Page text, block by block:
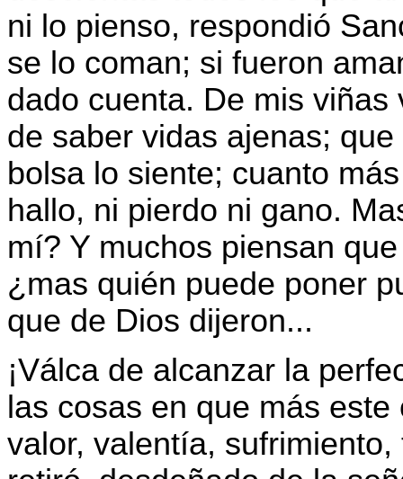
ni lo pienso, respondió
se lo coman; si fueron
dado cuenta. De mis
de saber vidas ajenas;
bolsa lo siente; cuanto
hallo, ni pierdo ni gano.
mí? Y muchos piensan
¿mas quién puede poner
que de Dios dijeron...
¡Válca de alcanzar la
las cosas en que más
valor, valentía,